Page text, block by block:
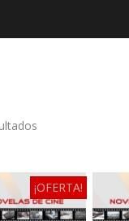
últimos
¡OFERTA!